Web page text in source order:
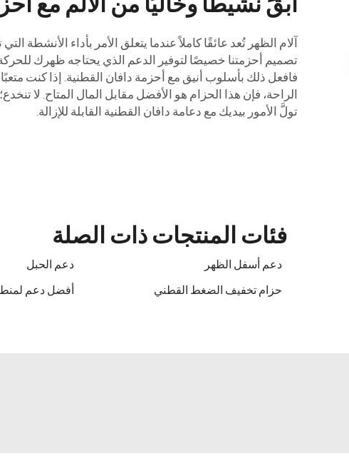
ابقَ نشيطًا وخاليًا من الألم مع
آلام الظهر تُعد عائقًا كاملاً عندما يتعلق الأمر بأداء
تصميم أحزمتنا خصيصًا لتوفير الدعم الذي يحتاجه ظهرك للحركة
فافعل ذلك بأسلوب أنيق مع أحزمة دافان القطنية. إذا كنت
الراحة، فإن هذا الحزام هو الأفضل مقابل المال المتاح. لا
تولَّ الأمور بيديك مع دعامة دافان القطنية القابلة للإزالة.
فئات المنتجات ذات الصلة
دعم أسفل الظهر دعم الحبل
حزام تخفيف الضغط القطني أفضل دعم